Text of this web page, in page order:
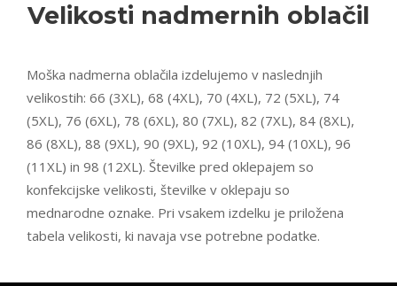
Velikosti nadmernih oblačil
Moška nadmerna oblačila izdelujemo v naslednjih
velikostih: 66 (3XL), 68 (4XL), 70 (4XL), 72 (5XL), 74
(5XL), 76 (6XL), 78 (6XL), 80 (7XL), 82 (7XL), 84 (8XL),
86 (8XL), 88 (9XL), 90 (9XL), 92 (10XL), 94 (10XL), 96
(11XL) in 98 (12XL). Številke pred oklepajem so
konfekcijske velikosti, številke v oklepaju so
mednarodne oznake. Pri vsakem izdelku je priložena
tabela velikosti, ki navaja vse potrebne podatke.